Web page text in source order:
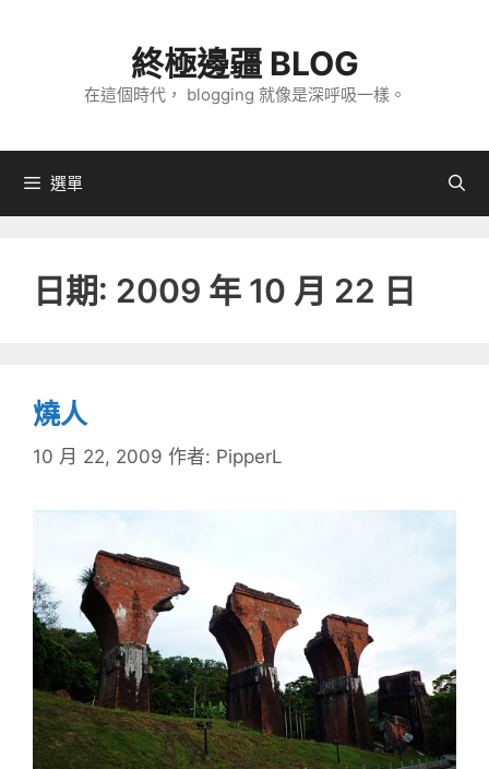
內
終極邊疆 BLOG
在這個時代， blogging 就像是深呼吸一樣。
選單
日期: 2009 年 10 月 22 日
燒人
10 月 22, 2009 作者: PipperL